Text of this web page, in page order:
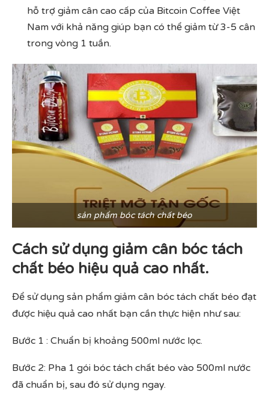
hỗ trợ giảm cân cao cấp của Bitcoin Coffee Việt
Nam với khả năng giúp bạn có thể giảm từ 3-5 cân
trong vòng 1 tuần.
sản phẩm bóc tách chất béo
Cách sử dụng giảm cân bóc tách
chất béo hiệu quả cao nhất.
Để sử dụng sản phẩm giảm cân bóc tách chất béo đạt
được hiệu quả cao nhất bạn cần thực hiện như sau:
Bước 1 : Chuẩn bị khoảng 500ml nước lọc.
Bước 2: Pha 1 gói bóc tách chất béo vào 500ml nước
đã chuẩn bị, sau đó sử dụng ngay.